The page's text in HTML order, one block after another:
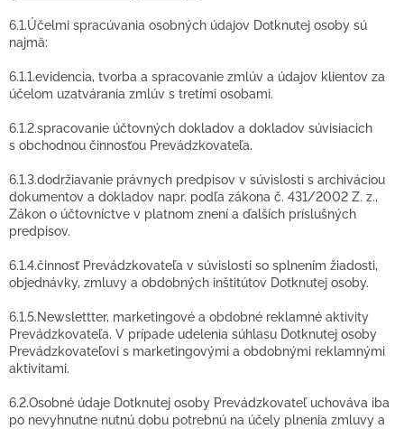
6.1.Účelmi spracúvania osobných údajov Dotknutej osoby sú
najmä:
6.1.1.evidencia, tvorba a spracovanie zmlúv a údajov klientov za
účelom uzatvárania zmlúv s tretími osobami.
6.1.2.spracovanie účtovných dokladov a dokladov súvisiacich
s obchodnou činnosťou Prevádzkovateľa.
6.1.3.dodržiavanie právnych predpisov v súvislosti s archiváciou
dokumentov a dokladov napr. podľa zákona č. 431/2002 Z. z.,
Zákon o účtovníctve v platnom znení a ďalších príslušných
predpisov.
6.1.4.činnosť Prevádzkovateľa v súvislosti so splnením žiadosti,
objednávky, zmluvy a obdobných inštitútov Dotknutej osoby.
6.1.5.Newslettter, marketingové a obdobné reklamné aktivity
Prevádzkovateľa. V prípade udelenia súhlasu Dotknutej osoby
Prevádzkovateľovi s marketingovými a obdobnými reklamnými
aktivitami.
6.2.Osobné údaje Dotknutej osoby Prevádzkovateľ uchováva iba
po nevyhnutne nutnú dobu potrebnú na účely plnenia zmluvy a